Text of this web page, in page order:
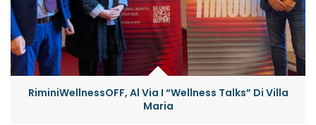
RiminiWellnessOFF, Al Via I “Wellness Talks” Di Villa
Maria